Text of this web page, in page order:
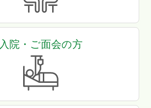
入院・ご面会の方